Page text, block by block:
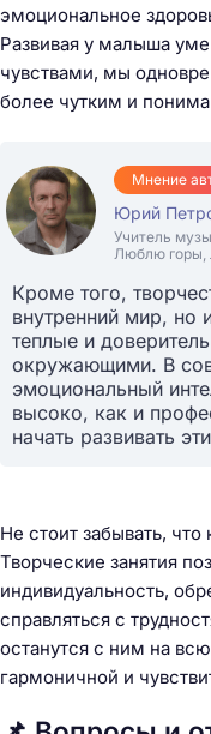
эмоциональное
Развивая у малыша
чувствами, мы
более чутким и
Мнение
Юрий
Учитель
Люблю горы,
Кроме того,
внутренний мир, но
теплые и
окружающими. В
эмоциональный
высоко, как и
начать развивать
Не стоит забывать,
Творческие занятия
индивидуальность,
справляться с
останутся с ним на
гармоничной и